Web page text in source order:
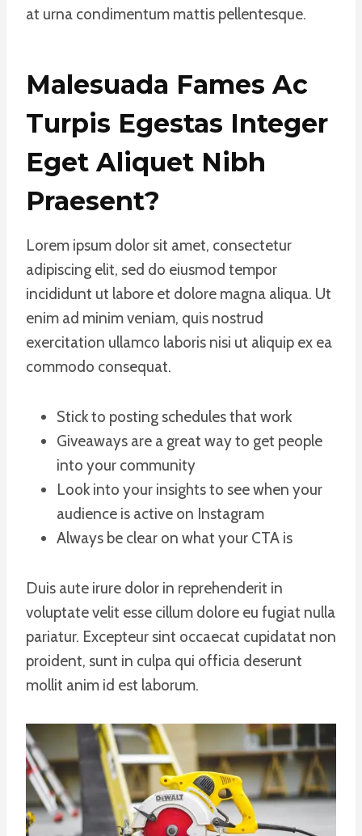
at urna condimentum mattis pellentesque.
Malesuada Fames Ac
Turpis Egestas Integer
Eget Aliquet Nibh
Praesent?
Lorem ipsum dolor sit amet, consectetur
adipiscing elit, sed do eiusmod tempor
incididunt ut labore et dolore magna aliqua. Ut
enim ad minim veniam, quis nostrud
exercitation ullamco laboris nisi ut aliquip ex ea
commodo consequat.
Stick to posting schedules that work
Giveaways are a great way to get people
into your community
Look into your insights to see when your
audience is active on Instagram
Always be clear on what your CTA is
Duis aute irure dolor in reprehenderit in
voluptate velit esse cillum dolore eu fugiat nulla
pariatur. Excepteur sint occaecat cupidatat non
proident, sunt in culpa qui officia deserunt
mollit anim id est laborum.